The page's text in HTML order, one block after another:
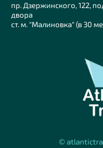
пр. Дзержинского, 122,
двора
ст. м. "Малиновка" (в 30
©